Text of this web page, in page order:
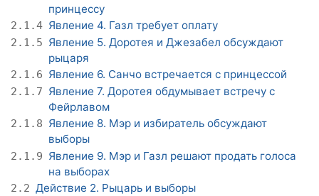
принцессу
2.1.4 Явление 4. Газл требует оплату
2.1.5 Явление 5. Доротея и Джезабел обсуждают
рыцаря
2.1.6 Явление 6. Санчо встречается с принцессой
2.1.7 Явление 7. Доротея обдумывает встречу с
Фейрлавом
2.1.8 Явление 8. Мэр и избиратель обсуждают
выборы
2.1.9 Явление 9. Мэр и Газл решают продать голоса
на выборах
2.2 Действие 2. Рыцарь и выборы